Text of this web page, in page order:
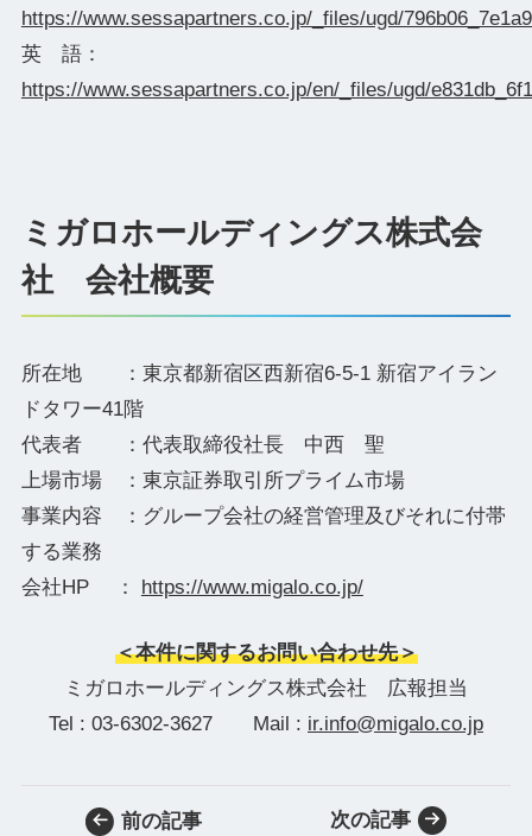
https://www.sessapartners.co.jp/_files/ugd/
英 語：
https://www.sessapartners.co.jp/en/_files/ugd/
ミガロホールディングス株式会
社 会社概要
所在地 ：東京都新宿区西新宿6-5-1 新宿アイラン
ドタワー41階
代表者 ：代表取締役社長 中西 聖
上場市場 ：東京証券取引所プライム市場
事業内容 ：グループ会社の経営管理及びそれに付帯
する業務
会社HP ： https://www.migalo.co.jp/
＜本件に関するお問い合わせ先＞
ミガロホールディングス株式会社 広報担当
Tel : 03-6302-3627 Mail : ir.info@migalo.co.jp
前の記事 次の記事